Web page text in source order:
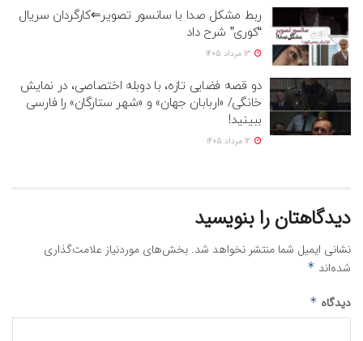
ربط مشکل صدا با سانسور تصویر⇐کارگردان سریال
“کوری” شرح داد
دو قصه فضایی تازه، با دوبله اختصاصی، در نمایش
خانگی/ «اربابان جهان» و «شهر ستارگان» را فارسی
ببینید!
دیدگاهتان را بنویسید
نشانی ایمیل شما منتشر نخواهد شد. بخش‌های موردنیاز علامت‌گذاری
شده‌اند *
دیدگاه *